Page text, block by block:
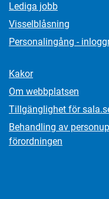
Lediga jobb
Visselblåsning
Personalingång -
Kakor
Om webbplatsen
Tillgänglighet för
Behandling av
förordningen